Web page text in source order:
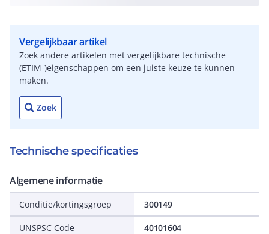
Vergelijkbaar artikel
Zoek andere artikelen met vergelijkbare technische
(ETIM-)eigenschappen om een juiste keuze te kunnen
maken.
Zoek
Technische specificaties
Algemene informatie
Conditie/kortingsgroep 300149
UNSPSC Code 40101604